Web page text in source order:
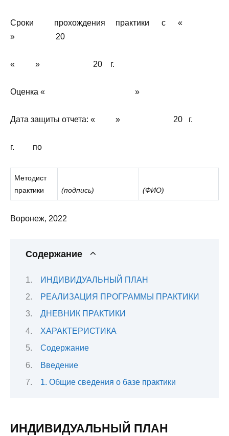
Сроки прохождения практики с «
» 20
« » 20 г.
Оценка « »
Дата защиты отчета: « » 20 г.
г. по
Методист
практики
(подпись) (ФИО)
Воронеж, 2022
Содержание
ИНДИВИДУАЛЬНЫЙ ПЛАН
РЕАЛИЗАЦИЯ ПРОГРАММЫ ПРАКТИКИ
ДНЕВНИК ПРАКТИКИ
ХАРАКТЕРИСТИКА
Содержание
Введение
1. Общие сведения о базе практики
ИНДИВИДУАЛЬНЫЙ ПЛАН